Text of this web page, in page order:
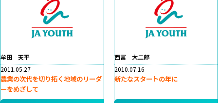
牟田 天平
2011.05.27
農業の次代を切り拓く地域のリーダ
ーをめざして
西冨 大二郎
2010.07.16
新たなスタートの年に